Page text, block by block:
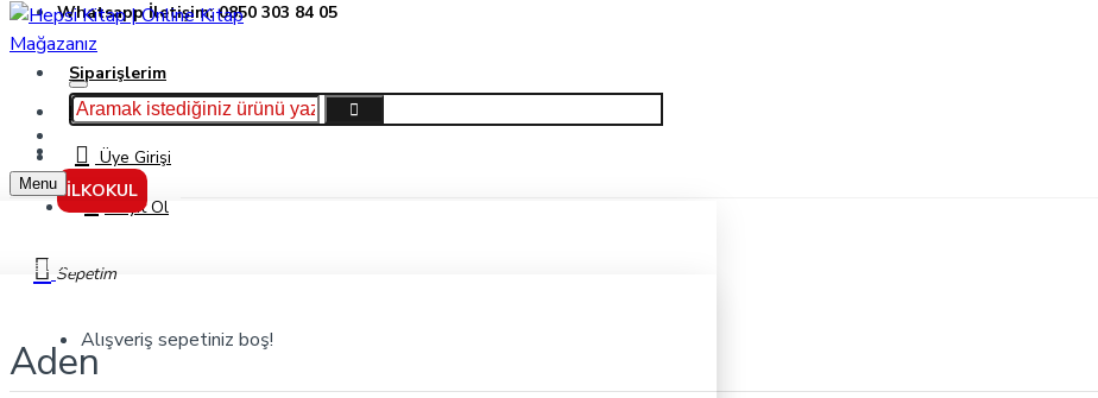
Whatsapp İletişim: 0850 303 84 05
Siparişlerim
Hakkımızda
İletişimÜye Girişi
Kayıt Ol
Sepetim
Alışveriş sepetiniz boş!
İLKOKUL
Menu
Markalar
Aden